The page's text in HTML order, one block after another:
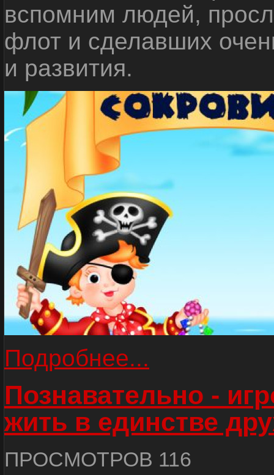
вспомним людей,
флот и сделавших
и развития.
Подробнее...
Познавательно -
жить в единстве
ПРОСМОТРОВ 116